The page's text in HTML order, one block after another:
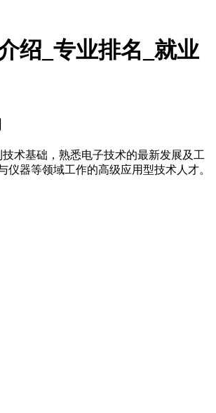
绍_专业排名_就业
术基础，熟悉电子技术的最新发展及工
器等领域工作的高级应用型技术人才。